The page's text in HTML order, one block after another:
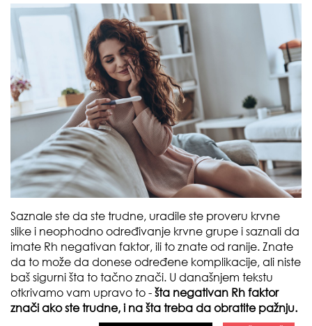
Saznale ste da ste trudne, uradile ste proveru krvne
slike i neophodno određivanje krvne grupe i saznali da
imate Rh negativan faktor, ili to znate od ranije. Znate
da to može da donese određene komplikacije, ali niste
baš sigurni šta to tačno znači. U današnjem tekstu
otkrivamo vam upravo to - šta negativan Rh faktor
znači ako ste trudne, i na šta treba da obratite pažnju.